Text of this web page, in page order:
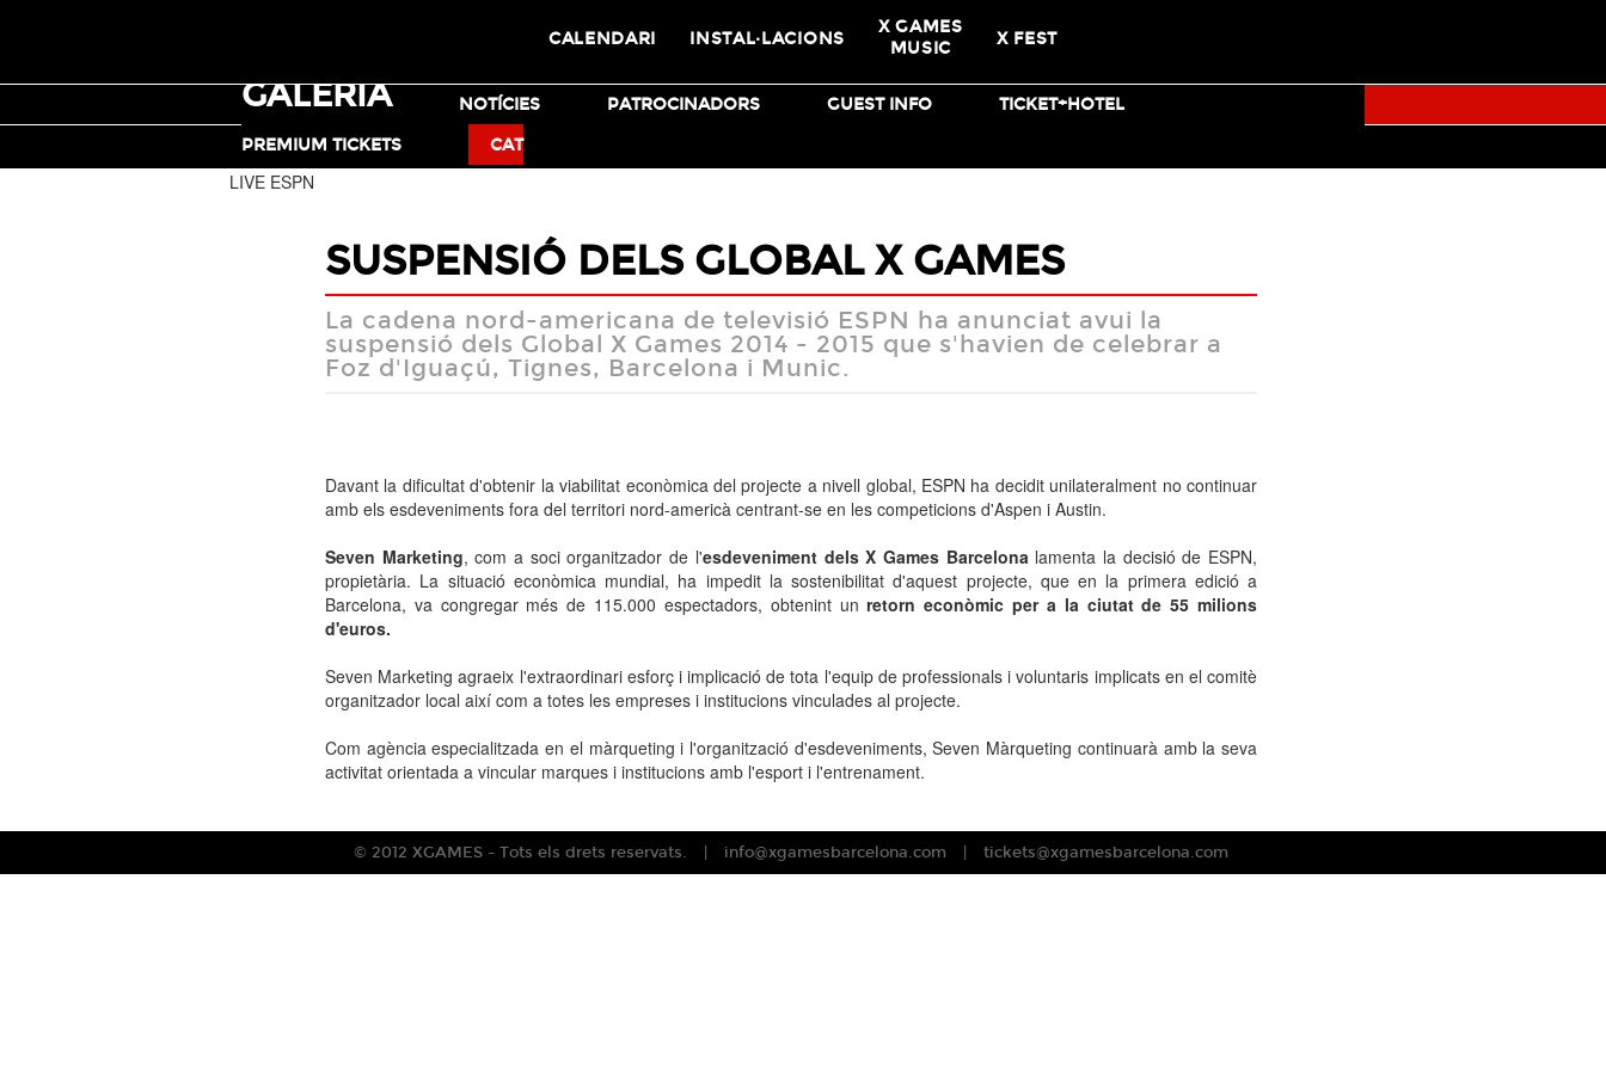
TICKETS
GALERIA NOTÍCIES PATROCINADORS GUEST INFO
TICKET+HOTEL
PREMIUM TICKETS
CAT
CALENDARI INSTAL·LACIONS
X GAMES
MUSIC
X FEST
MOTO X
LIVE ESPN
SUSPENSIÓ DELS GLOBAL X GAMES
La cadena nord-americana de televisió ESPN ha anunciat avui la
suspensió dels Global X Games 2014 - 2015 que s'havien de celebrar a
Foz d'Iguaçú, Tignes, Barcelona i Munic.
Davant la dificultat d'obtenir la viabilitat econòmica del projecte a nivell global, ESPN ha decidit unilateralment no continuar
amb els esdeveniments fora del territori nord-americà centrant-se en les competicions d'Aspen i Austin.
Seven Marketing, com a soci organitzador de l'esdeveniment dels X Games Barcelona lamenta la decisió de ESPN,
propietària. La situació econòmica mundial, ha impedit la sostenibilitat d'aquest projecte, que en la primera edició a
Barcelona, va congregar més de 115.000 espectadors, obtenint un retorn econòmic per a la ciutat de 55 milions
d'euros.
Seven Marketing agraeix l'extraordinari esforç i implicació de tota l'equip de professionals i voluntaris implicats en el comitè
organitzador local així com a totes les empreses i institucions vinculades al projecte.
Com agència especialitzada en el màrqueting i l'organització d'esdeveniments, Seven Màrqueting continuarà amb la seva
activitat orientada a vincular marques i institucions amb l'esport i l'entrenament.
© 2012 XGAMES - Tots els drets reservats. info@xgamesbarcelona.com tickets@xgamesbarcelona.com